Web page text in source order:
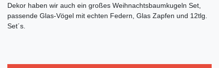
Dekor haben wir auch ein großes Weihnachtsbaumkugeln Set,
passende Glas-Vögel mit echten Federn, Glas Zapfen und 12tlg.
Set´s.